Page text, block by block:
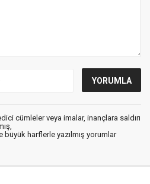
cümleler veya imalar, inançlara saldırı
büyük harflerle yazılmış yorumlar